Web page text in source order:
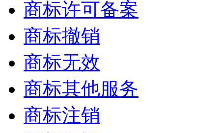
商标许可备案
商标撤销
商标无效
商标其他服务
商标注销